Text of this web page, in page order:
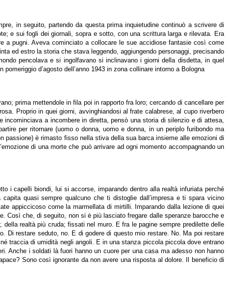
in seguito, partendo da questa prima inquietudine continuò a scrivere di
e sui fogli dei giornali, sopra e sotto, con una scrittura larga e rilevata. Era
a pugni. Aveva cominciato a collocare le sue accidiose fantasie così come
ed estro la storia che stava leggendo, aggiungendo personaggi, precisando
pencolava e si ingolfavano si inclinavano i giorni della disdetta, in quel
d’agosto dell’anno 1943 in zona collinare intorno a Bologna
prima mettendole in fila poi in rapporto fra loro; cercando di cancellare per
Proprio in quei giorni, avvinghiandosi al frate calabrese, al cupo riverbero
a incombere in diretta, pensò una storia di silenzio e di attesa,
per ritornare (uomo o donna, uomo e donna, in un periplo furibondo ma
è rimasto fisso nella stiva della sua barca insieme alle emozioni di
di una morte che può arrivare ad ogni momento accompagnando un
i capelli biondi, lui si accorse, imparando dentro alla realtà infuriata perché
quasi sempre qualcuno che ti distoglie dall’impresa e ti spara vicino
appiccicoso come la marmellata di mirtilli. Imparando dalla lezione di quei
Così che, di seguito, non si è più lasciato fregare dalle speranze barocche e
realtà più cruda; fissati nel muro. E fra le pagine sempre predilette delle
Di restare seduto, no. E di godere di questo mio restare. No. Ma poi restare
traccia di umidità negli angoli. E in una stanza piccola piccola dove entrano
Anche i soldati là fuori hanno un cuore per una casa ma adesso non hanno
Sono così ignorante da non avere una risposta al dolore. Il beneficio di